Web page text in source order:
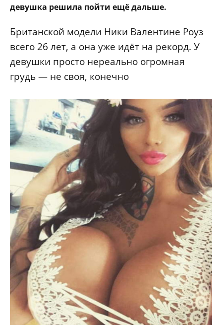
девушка решила пойти ещё дальше.
Британской модели Ники Валентине Роуз
всего 26 лет, а она уже идёт на рекорд. У
девушки просто нереально огромная
грудь — не своя, конечно